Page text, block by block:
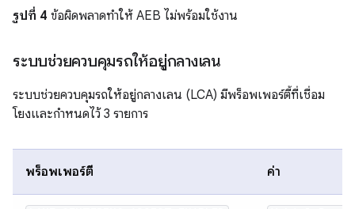
รูปที่ 4 ข้อผิดพลาดทำให้ AEB ไม่พร้อมใช้งาน
ระบบช่วยควบคุมรถให้อยู่กลางเลน
ระบบช่วยควบคุมรถให้อยู่กลางเลน (LCA) มีพร็อพเพอร์ตี้ที่เชื่อม
โยงและกำหนดไว้ 3 รายการ
พร็อพเพอร์ตี้ ค่า